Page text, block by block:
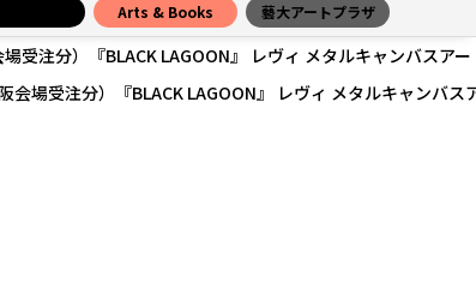
Arts & Books 藝大アートプラザ
場受注分）『BLACK LAGOON』 レヴィ メタルキャンバスアー
阪会場受注分）『BLACK LAGOON』 レヴィ メタルキャンバス